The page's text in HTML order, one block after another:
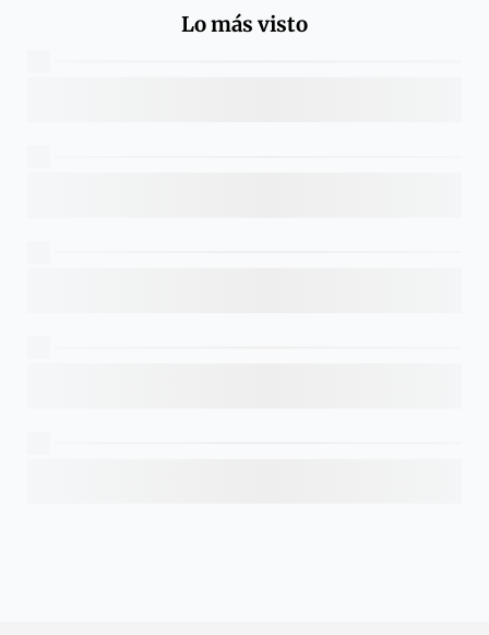
Lo más visto